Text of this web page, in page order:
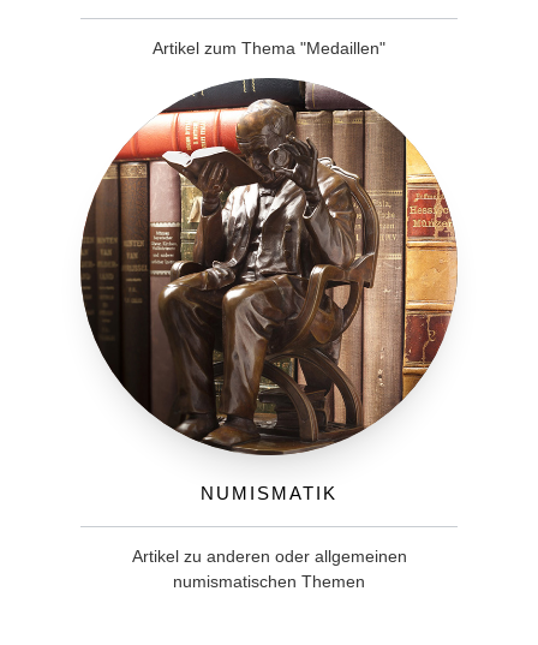
Artikel zum Thema "Medaillen"
Numismatik
Artikel zu anderen oder allgemeinen
numismatischen Themen